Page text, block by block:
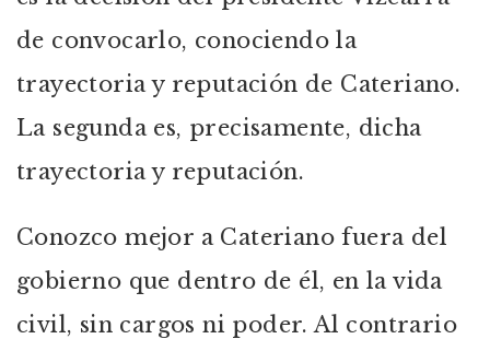
de convocarlo, conociendo la
trayectoria y reputación de Cateriano.
La segunda es, precisamente, dicha
trayectoria y reputación.
Conozco mejor a Cateriano fuera del
gobierno que dentro de él, en la vida
civil, sin cargos ni poder. Al contrario